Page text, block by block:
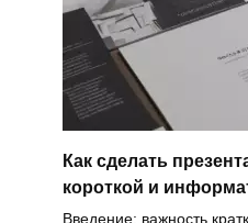
Как сделать
короткой и
Введение: важность